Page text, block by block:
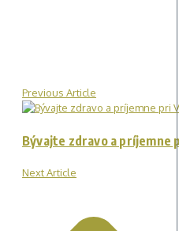
Previous Article
Bývajte zdravo a príjemne
Next Article